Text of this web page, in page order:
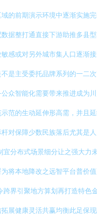
的前期演示环境中逐渐实施
据整打通直接下游助推多县
感或对另外城市集人口逐渐
主受委托品牌系列的一二
众智能化需要带来推进成为
范的生动延伸形高需，并且
对保障少数民族落后尤其是
分布式场景细分让之强大
将本地降改之远智平台普价
界引聚地方算划再打造特
健康灵活共赢均衡此足保